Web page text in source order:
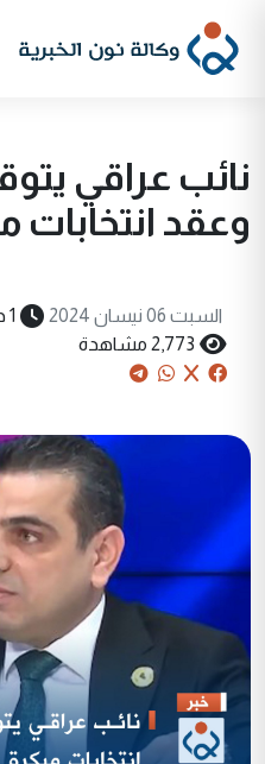
نائب عراقي
وعقد انتخابات
السبت 06 نيسان 2024 1 دقيقة قراءة
2,773 مشاهدة